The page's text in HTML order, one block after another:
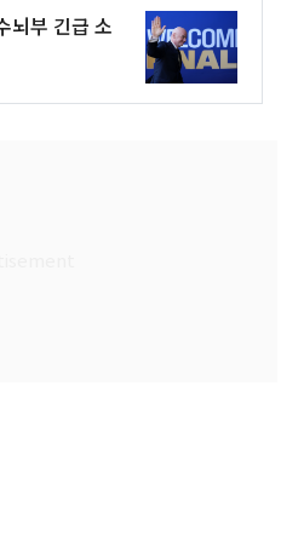
뇌부 긴급 소